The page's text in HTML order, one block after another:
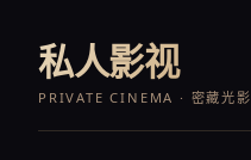
私人影视
PRIVATE CINEMA · 密藏光影